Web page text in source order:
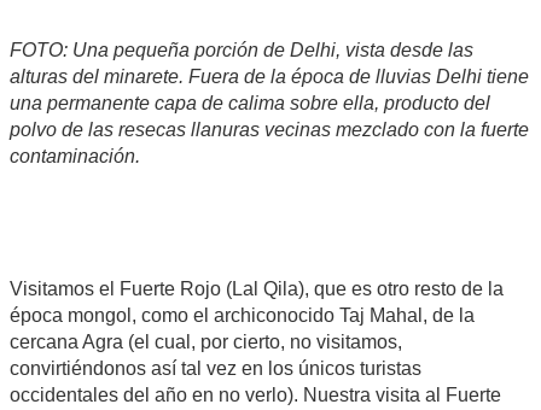
FOTO: Una pequeña porción de Delhi, vista desde las
alturas del minarete. Fuera de la época de lluvias Delhi tiene
una permanente capa de calima sobre ella, producto del
polvo de las resecas llanuras vecinas mezclado con la fuerte
contaminación.
Visitamos el Fuerte Rojo (Lal Qila), que es otro resto de la
época mongol, como el archiconocido Taj Mahal, de la
cercana Agra (el cual, por cierto, no visitamos,
convirtiéndonos así tal vez en los únicos turistas
occidentales del año en no verlo). Nuestra visita al Fuerte